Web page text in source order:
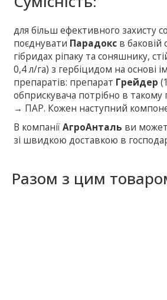
для більш ефективного захисту
поєднувати Парадокс в баковій
гібридах ріпаку та соняшнику,
0,4 л/га) з гербіцидом на основі
препаратів: препарат Грейдер
обприскувача потрібно в
→ ПАР. Кожен наступний
В компаніїАгроАнталь ви
зі швидкою доставкою в
Разом з цим